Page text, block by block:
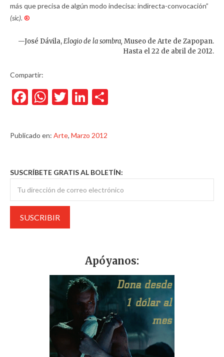
más que precisa de algún modo indecisa: indirecta-convocación”
(sic). ®
—José Dávila,Elogio de la sombra, Museo de Arte de Zapopan.
Hasta el 22 de abril de 2012.
Compartir:
Facebook
WhatsApp
TwitterLinkedIn
Publicado en: Arte, Marzo 2012
SUSCRÍBETE GRATIS AL BOLETÍN:
Apóyanos: